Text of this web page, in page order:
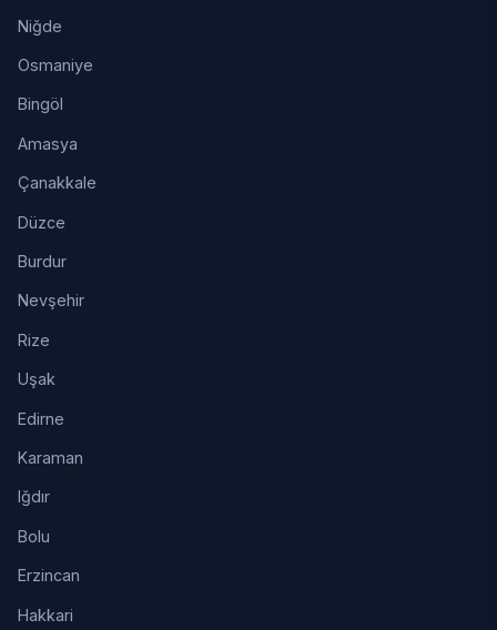
Niğde
Osmaniye
Bingöl
Amasya
Çanakkale
Düzce
Burdur
Nevşehir
Rize
Uşak
Edirne
Karaman
Iğdır
Bolu
Erzincan
Hakkari